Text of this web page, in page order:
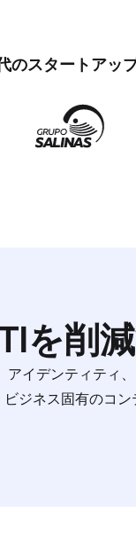
のスタートアッ
を削
アイデンティテ
ジネス固有のコ